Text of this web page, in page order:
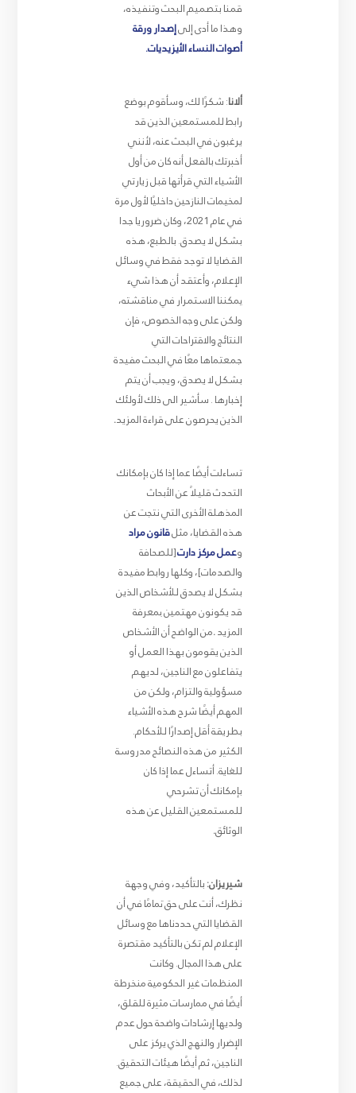
قمنا بتصميم البحث وتنفيذه،
وهذا ما أدى إلىإصدار ورقة
أصوات النساء الأيزيديات.
ألانا: شكرًا لك، وسأقوم بوضع
رابط للمستمعين الذين قد
يرغبون في البحث عنه، لأنني
أخبرتك بالفعل أنه كان من أول
الأشياء التي قرأتها قبل زيارتي
لمخيمات النازحين داخليًا لأول مرة
في عام 2021، وكان ضروريا جدا
بشكل لا يصدق. بالطبع، هذه
القضايا لا توجد فقط في وسائل
الإعلام، وأعتقد أن هذا شيء
يمكننا الاستمرار في مناقشته،
ولكن على وجه الخصوص، فإن
النتائج والاقتراحات التي
جمعتماها معًا في البحث مفيدة
بشكل لا يصدق، ويجب أن يتم
إخبارها . سأشير الى ذلك لأولئك
الذين يحرصون على قراءة المزيد.
تساءلت أيضًا عما إذا كان بإمكانك
التحدث قليلاً عن الأبحاث
المذهلة الأخرى التي نتجت عن
هذه القضايا، مثلقانون مراد
وعمل مركز دارت[للصحافة
والصدمات]، وكلها روابط مفيدة
بشكل لا يصدق للأشخاص الذين
قد يكونون مهتمين بمعرفة
المزيد.من الواضح أن الأشخاص
الذين يقومون بهذا العمل أو
يتفاعلون مع الناجين، لديهم
مسؤولية والتزام، ولكن من
المهم أيضًا شرح هذه الأشياء
بطريقة أقل إصدارًا للأحكام.
الكثير من هذه النصائح مدروسة
للغاية. أتساءل عما إذا كان
بإمكانك أن تشرحي
للمستمعين القليل عن هذه
الوثائق.
شيريزان:بالتأكيد، وفي وجهة
نظرك، أنت على حق تمامًا في أن
القضايا التي حددناها مع وسائل
الإعلام لم تكن بالتأكيد مقتصرة
على هذا المجال. وكانت
المنظمات غير الحكومية منخرطة
أيضًا في ممارسات مثيرة للقلق،
ولديها إرشادات واضحة حول عدم
الإضرار والنهج الذي يركز على
الناجين، ثم أيضًا هيئات التحقيق.
لذلك، في الحقيقة، على جميع